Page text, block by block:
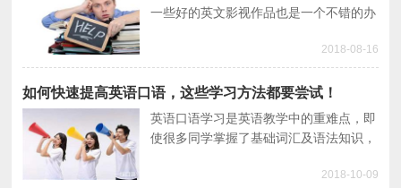
一些好的英文影视作品也是一个不错的办
文电影，这篇文章会给你答案。2018-08-16
如何快速提高英语口语，这些学习方法都要尝试！
英语口语学习是英语教学中的重难点，即
使很多同学掌握了基础词汇及语法知识，
本要求，这种情况便让很多同学的口语学
2018-10-09